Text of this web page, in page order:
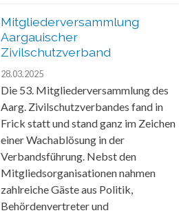
Mitgliederversammlung
Aargauischer
Zivilschutzverband
28.03.2025
Die 53. Mitgliederversammlung des
Aarg. Zivilschutzverbandes fand in
Frick statt und stand ganz im Zeichen
einer Wachablösung in der
Verbandsführung. Nebst den
Mitgliedsorganisationen nahmen
zahlreiche Gäste aus Politik,
Behördenvertreter und